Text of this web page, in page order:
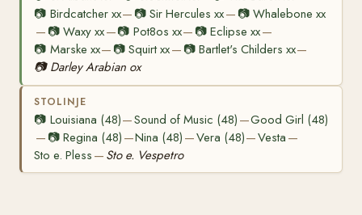
📷 Birdcatcher xx— 📷Sir Hercules xx— 📷 Whalebone xx
— 📷Waxy xx—📷 Pot8os xx— 📷Eclipse xx—
📷 Marske xx— 📷Squirt xx— 📷 Bartlet's Childers xx—
📷 Darley Arabian ox
STOLINJE
📷 Louisiana (48)—Sound of Music (48) —Good Girl (48)
— 📷Regina (48) —Nina (48) —Vera (48)—Vesta —
Sto e. Pless — Sto e. Vespetro